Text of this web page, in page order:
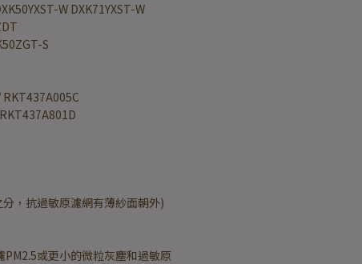
W DXK71YXST-W
S
，抗過敏原濾網有薄紗面朝外)
或更小的微粒灰塵和過敏原